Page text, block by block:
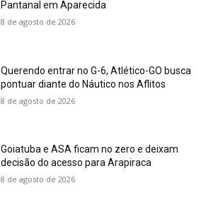
Pantanal em Aparecida
8 de agosto de 2026
Querendo entrar no G-6, Atlético-GO busca
pontuar diante do Náutico nos Aflitos
8 de agosto de 2026
Goiatuba e ASA ficam no zero e deixam
decisão do acesso para Arapiraca
8 de agosto de 2026